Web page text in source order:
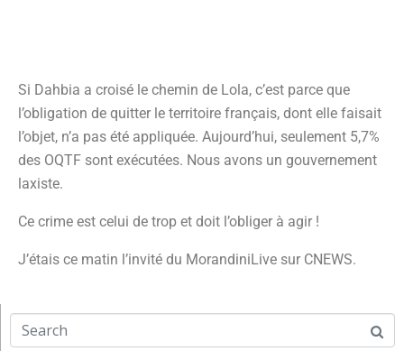
Si Dahbia a croisé le chemin de Lola, c’est parce que
l’obligation de quitter le territoire français, dont elle faisait
l’objet, n’a pas été appliquée. Aujourd’hui, seulement 5,7%
des OQTF sont exécutées. Nous avons un gouvernement
laxiste.
Ce crime est celui de trop et doit l’obliger à agir !
J’étais ce matin l’invité du MorandiniLive sur CNEWS.